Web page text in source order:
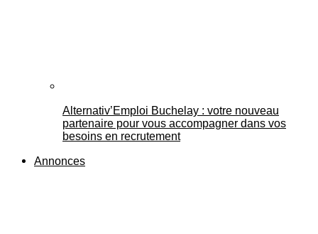
Alternativ’Emploi Buchelay : votre nouveau
partenaire pour vous accompagner dans vos
besoins en recrutement
Annonces